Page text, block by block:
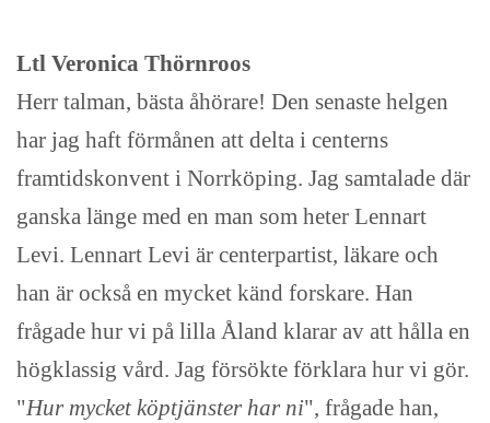
Ltl Veronica Thörnroos
Herr talman, bästa åhörare! Den senaste helgen
har jag haft förmånen att delta i centerns
framtidskonvent i Norrköping. Jag samtalade där
ganska länge med en man som heter Lennart
Levi. Lennart Levi är centerpartist, läkare och
han är också en mycket känd forskare. Han
frågade hur vi på lilla Åland klarar av att hålla en
högklassig vård. Jag försökte förklara hur vi gör.
"Hur mycket köptjänster har ni", frågade han,